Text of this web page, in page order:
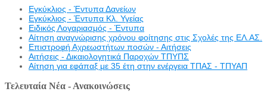
Εγκύκλιος - Έντυπα Δανείων
Εγκύκλιος - Έντυπα Κλ. Υγείας
Eιδικός Λογαριασμός - Έντυπα
Αίτηση αναγνώρισης χρόνου φοίτησης στις Σχολές της ΕΛ.ΑΣ.
Επιστροφή Αχρεωστήτων ποσών - Αιτήσεις
Αιτήσεις - Δικαιολογητικά Παροχών ΤΠΥΠΣ
Αίτηση για εφάπαξ με 35 έτη στην ενέργεια ΤΠΑΣ - ΤΠΥΑΠ
Τελευταία Νέα - Ανακοινώσεις